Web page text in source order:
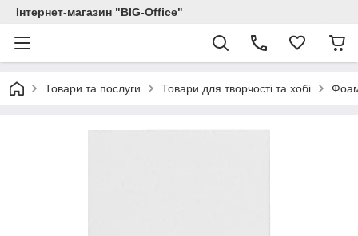
Інтернет-магазин "BIG-Office"
Товари та послуги Товари для творчості та хобі